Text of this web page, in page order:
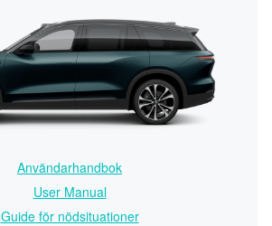
Användarhandbok
User Manual
Guide för nödsituationer